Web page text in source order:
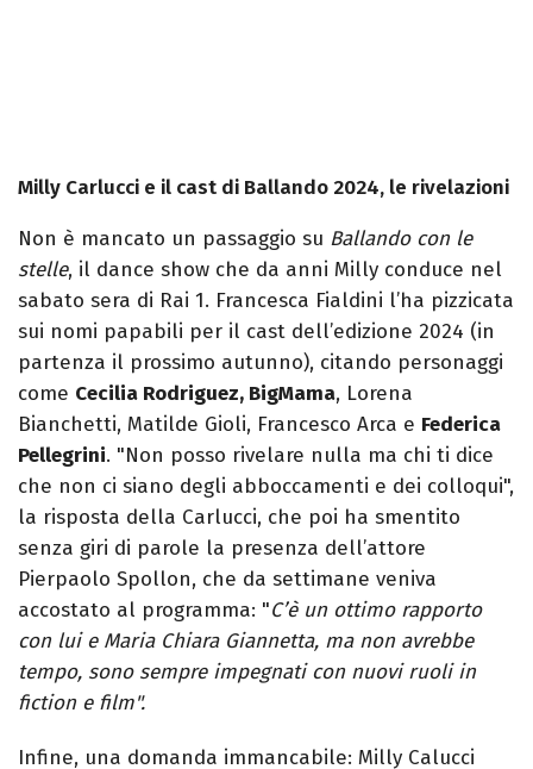
Milly Carlucci e il cast di Ballando 2024, le rivelazioni
Non è mancato un passaggio su Ballando con le
stelle, il dance show che da anni Milly conduce nel
sabato sera di Rai 1. Francesca Fialdini l’ha pizzicata
sui nomi papabili per il cast dell’edizione 2024 (in
partenza il prossimo autunno), citando personaggi
come Cecilia Rodriguez, BigMama, Lorena
Bianchetti, Matilde Gioli, Francesco Arca e Federica
Pellegrini. "Non posso rivelare nulla ma chi ti dice
che non ci siano degli abboccamenti e dei colloqui",
la risposta della Carlucci, che poi ha smentito
senza giri di parole la presenza dell’attore
Pierpaolo Spollon, che da settimane veniva
accostato al programma: "C’è un ottimo rapporto
con lui e Maria Chiara Giannetta, ma non avrebbe
tempo, sono sempre impegnati con nuovi ruoli in
fiction e film".
Infine, una domanda immancabile: Milly Calucci